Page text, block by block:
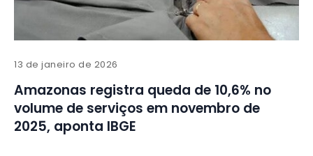
13 de janeiro de 2026
Amazonas registra queda de 10,6% no
volume de serviços em novembro de
2025, aponta IBGE